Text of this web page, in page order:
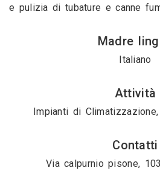
e pulizia di tubature e canne
Madre
Italiano
Attività
Impianti di
Contatti
Via calpurnio pisone,